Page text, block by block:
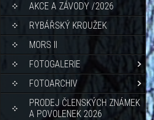
AKCE A ZÁVODY /2026
RYBÁŘSKÝ KROUŽEK
MORS II
FOTOGALERIE
FOTOARCHIV
PRODEJ ČLENSKÝCH ZNÁMEK
A POVOLENEK 2026